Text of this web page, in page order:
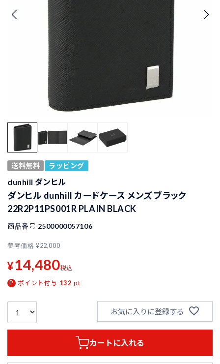
送料無料 ラッピング
dunhill ダンヒル
ダンヒル dunhill カードケース メンズ ブラック
22R2P11PS001R PLAIN BLACK
商品番号 2500000057106
参考価格 ¥22,000
¥14,480税込
ポイント付与 132 pt
お気に入りに登録する
カートに入れる